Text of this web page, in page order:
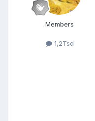
Members
1,2Tsd